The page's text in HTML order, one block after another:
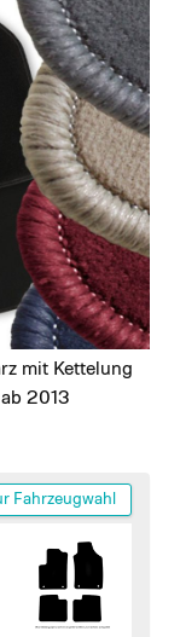
mit Kettelung
2013
Fahrzeugwahl